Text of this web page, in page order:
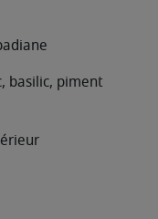
basilic, piment